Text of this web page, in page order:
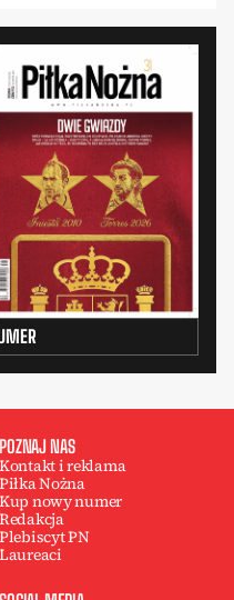
POZNAJ NAS
Kontakt i reklama
Piłka Nożna
Kup nowy numer
Redakcja
Plebiscyt PN
Laureaci